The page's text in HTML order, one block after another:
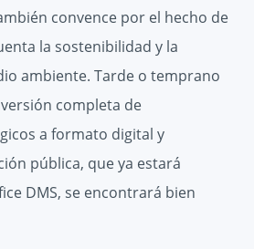
convence por el hecho de
la sostenibilidad y la
ambiente. Tarde o temprano
completa de
a formato digital y
pública, que ya estará
DMS, se encontrará bien